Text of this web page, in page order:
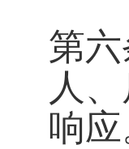
第
人
响应